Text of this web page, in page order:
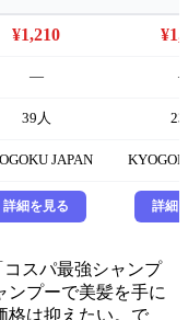
¥1,210
—
39人
JAPAN
詳細を見る 詳細
スパ最強シャンプ
ンプーで美髪を手に
格は抑えたい。で